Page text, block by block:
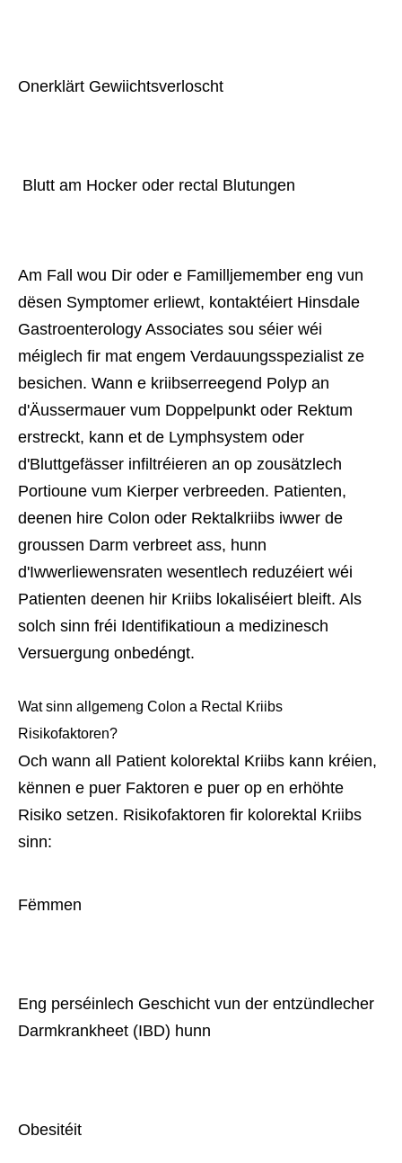
Onerklärt Gewiichtsverloscht
Blutt am Hocker oder rectal Blutungen
Am Fall wou Dir oder e Familljemember eng vun
dësen Symptomer erliewt, kontaktéiert Hinsdale
Gastroenterology Associates sou séier wéi
méiglech fir mat engem Verdauungsspezialist ze
besichen. Wann e kriibserreegend Polyp an
d'Äussermauer vum Doppelpunkt oder Rektum
erstreckt, kann et de Lymphsystem oder
d'Bluttgefässer infiltréieren an op zousätzlech
Portioune vum Kierper verbreeden. Patienten,
deenen hire Colon oder Rektalkriibs iwwer de
groussen Darm verbreet ass, hunn
d'Iwwerliewensraten wesentlech reduzéiert wéi
Patienten deenen hir Kriibs lokaliséiert bleift. Als
solch sinn fréi Identifikatioun a medizinesch
Versuergung onbedéngt.
Wat sinn allgemeng Colon a Rectal Kriibs
Risikofaktoren?
Och wann all Patient kolorektal Kriibs kann kréien,
kënnen e puer Faktoren e puer op en erhöhte
Risiko setzen. Risikofaktoren fir kolorektal Kriibs
sinn:
Fëmmen
Eng perséinlech Geschicht vun der entzündlecher
Darmkrankheet (IBD) hunn
Obesitéit